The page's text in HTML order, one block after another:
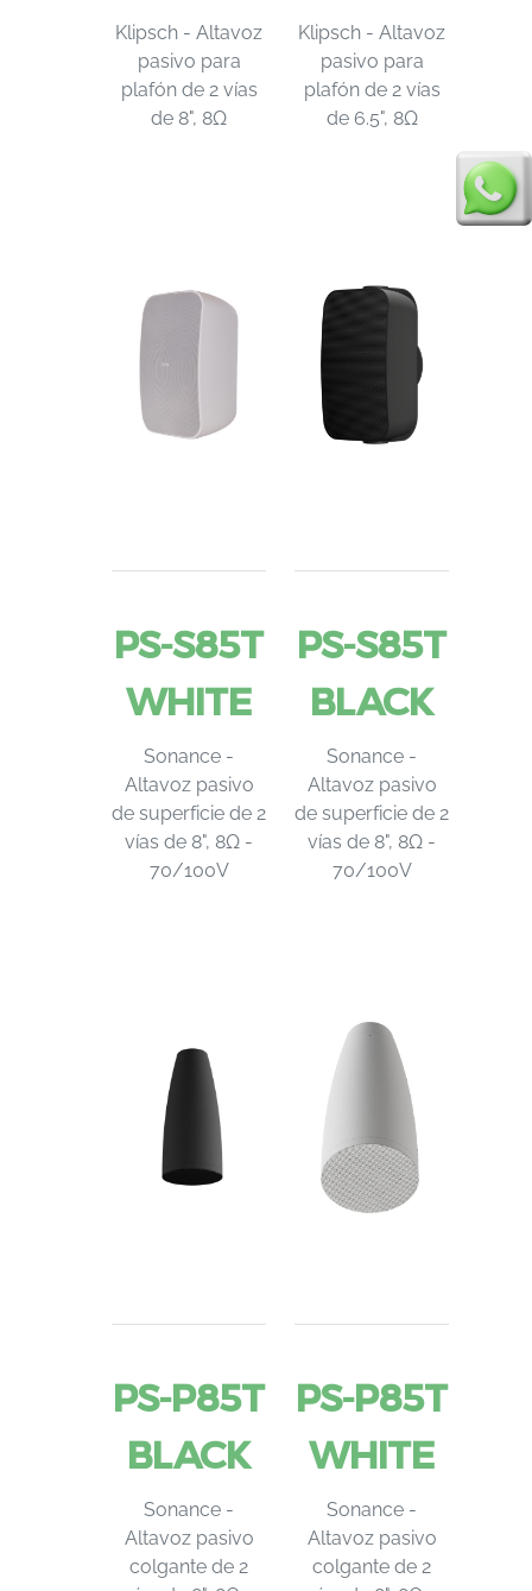
Klipsch - Altavoz
pasivo para
plafón de 2 vías
de 8", 8Ω
Klipsch - Altavoz
pasivo para
plafón de 2 vías
de 6.5", 8Ω
PS-S85T
WHITE
Sonance -
Altavoz pasivo
de superficie de 2
vías de 8", 8Ω -
70/100V
PS-S85T
BLACK
Sonance -
Altavoz pasivo
de superficie de 2
vías de 8", 8Ω -
70/100V
PS-P85T
BLACK
Sonance -
Altavoz pasivo
colgante de 2
PS-P85T
WHITE
Sonance -
Altavoz pasivo
colgante de 2